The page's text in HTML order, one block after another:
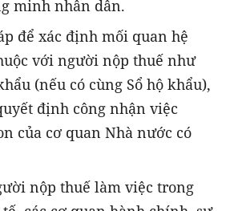
minh nhân dân.
để xác định mối quan hệ
với người nộp thuế như
(nếu có cùng Sổ hộ khẩu),
định công nhận việc
của cơ quan Nhà nước có
nộp thuế làm việc trong